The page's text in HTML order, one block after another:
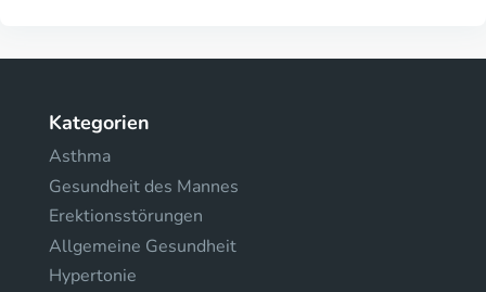
Kategorien
Asthma
Gesundheit des Mannes
Erektionsstörungen
Allgemeine Gesundheit
Hypertonie